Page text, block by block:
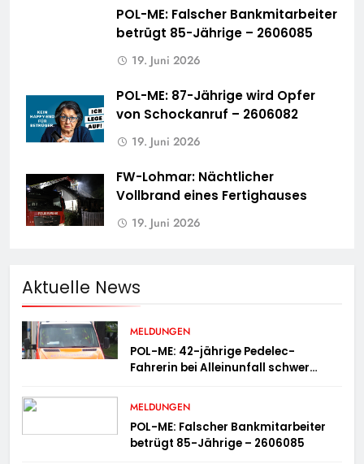
POL-ME: Falscher Bankmitarbeiter
betrügt 85-Jährige – 2606085
19. Juni 2026
POL-ME: 87-Jährige wird Opfer
von Schockanruf – 2606082
19. Juni 2026
FW-Lohmar: Nächtlicher
Vollbrand eines Fertighauses
19. Juni 2026
Aktuelle News
MELDUNGEN
POL-ME: 42-jährige Pedelec-
Fahrerin bei Alleinunfall schwer
MELDUNGEN
POL-ME: Falscher Bankmitarbeiter
betrügt 85-Jährige – 2606085